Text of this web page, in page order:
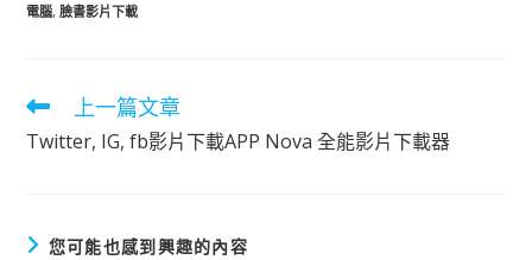
電腦, 臉書影片下載
閱
更
上一篇文章
Twitter, IG, fb影片下載APP Nova 全能影片下載器
您可能也感到興趣的內容